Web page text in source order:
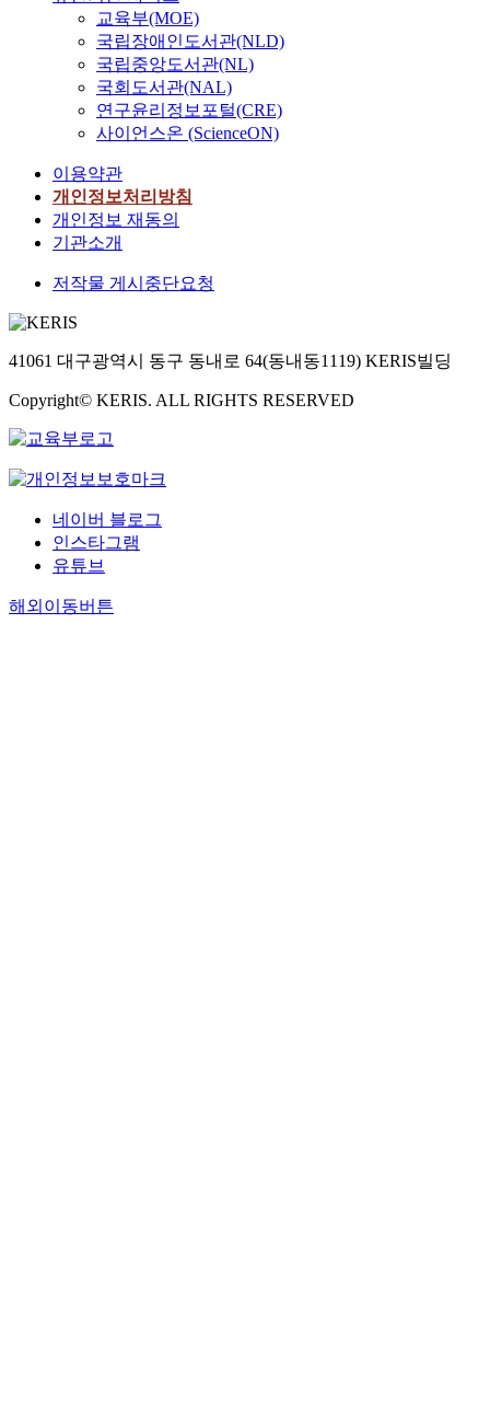
교육부(MOE)
국립장애인도서관(NLD)
국립중앙도서관(NL)
국회도서관(NAL)
연구윤리정보포털(CRE)
사이언스온 (ScienceON)
이용약관
개인정보처리방침
개인정보 재동의
기관소개
저작물 게시중단요청
41061 대구광역시 동구 동내로 64(동내동1119) KERIS빌딩
Copyright© KERIS. ALL RIGHTS RESERVED
네이버 블로그
인스타그램
유튜브
해외이동버튼